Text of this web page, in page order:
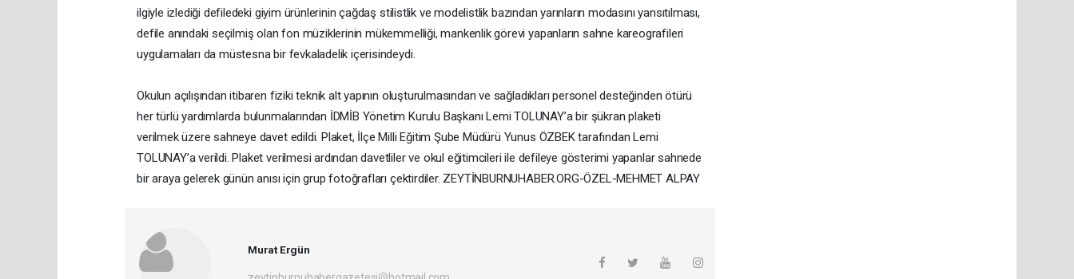
ilgiyle izlediği defiledeki giyim ürünlerinin çağdaş stilistlik ve modelistlik bazından yarınların modasını yansıtılması,
defile anındaki seçilmiş olan fon müziklerinin mükemmelliği, mankenlik görevi yapanların sahne kareografileri
uygulamaları da müstesna bir fevkaladelik içerisindeydi.
Okulun açılışından itibaren fiziki teknik alt yapının oluşturulmasından ve sağladıkları personel desteğinden ötürü
her türlü yardımlarda bulunmalarından İDMİB Yönetim Kurulu Başkanı Lemi TOLUNAY’a bir şükran plaketi
verilmek üzere sahneye davet edildi. Plaket, İlçe Milli Eğitim Şube Müdürü Yunus ÖZBEK tarafından Lemi
TOLUNAY’a verildi. Plaket verilmesi ardından davetliler ve okul eğitimcileri ile defileye gösterimi yapanlar sahnede
bir araya gelerek günün anısı için grup fotoğrafları çektirdiler. ZEYTİNBURNUHABER.ORG-ÖZEL-MEHMET ALPAY
Murat Ergün